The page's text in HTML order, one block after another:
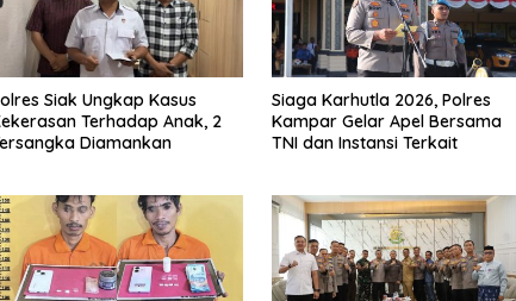
Siak Ungkap Kasus
Terhadap Anak, 2
Diamankan
Siaga Karhutla 2026, Polres
Kampar Gelar Apel Bersama
TNI dan Instansi Terkait